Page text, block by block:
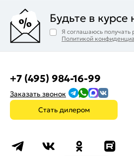
Будьте в
Я соглашаюсь
Политикой
+7 (495) 984-16-99
Заказать звонок
Стать дилером